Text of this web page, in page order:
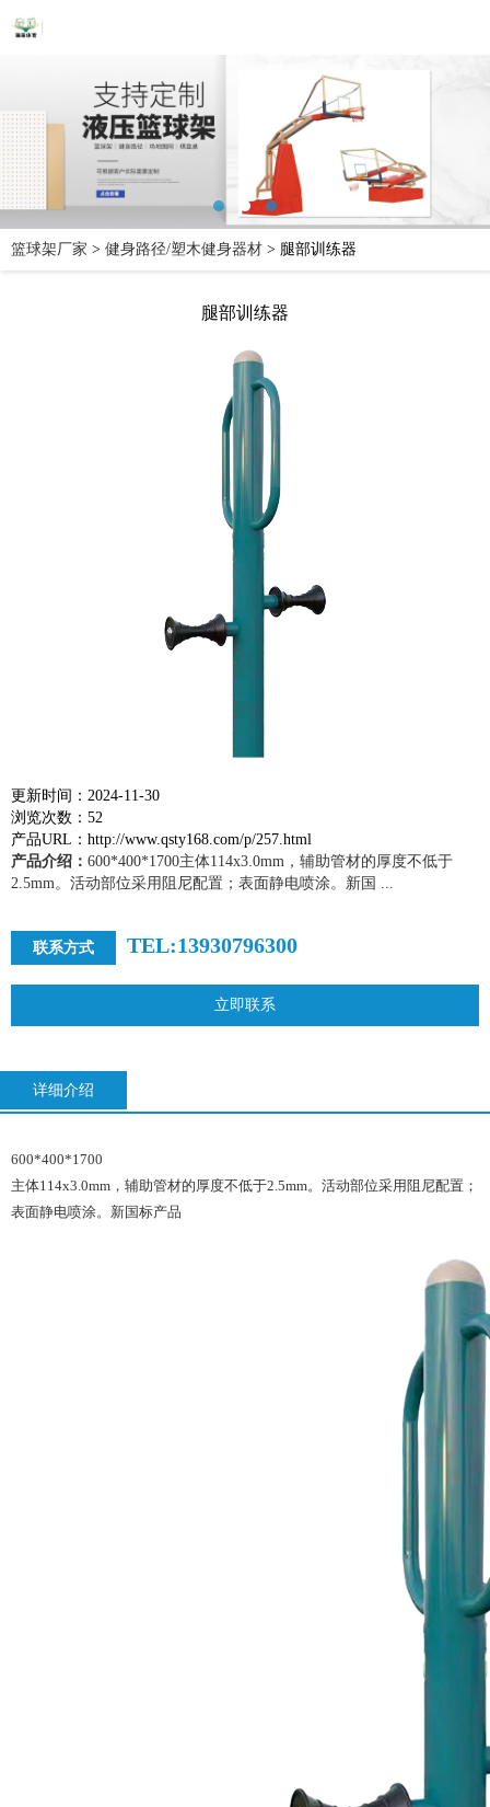
篮球架厂家 > 健身路径/塑木健身器材 > 腿部训练器
腿部训练器
更新时间：2024-11-30
浏览次数：52
产品URL：http://www.qsty168.com/p/257.html
产品介绍： 600*400*1700主体114x3.0mm，辅助管材的厚度不低于
2.5mm。活动部位采用阻尼配置；表面静电喷涂。新国 ...
联系方式 TEL:13930796300
立即联系
详细介绍
600*400*1700
主体114x3.0mm，辅助管材的厚度不低于2.5mm。活动部位采用阻尼配置；
表面静电喷涂。新国标产品